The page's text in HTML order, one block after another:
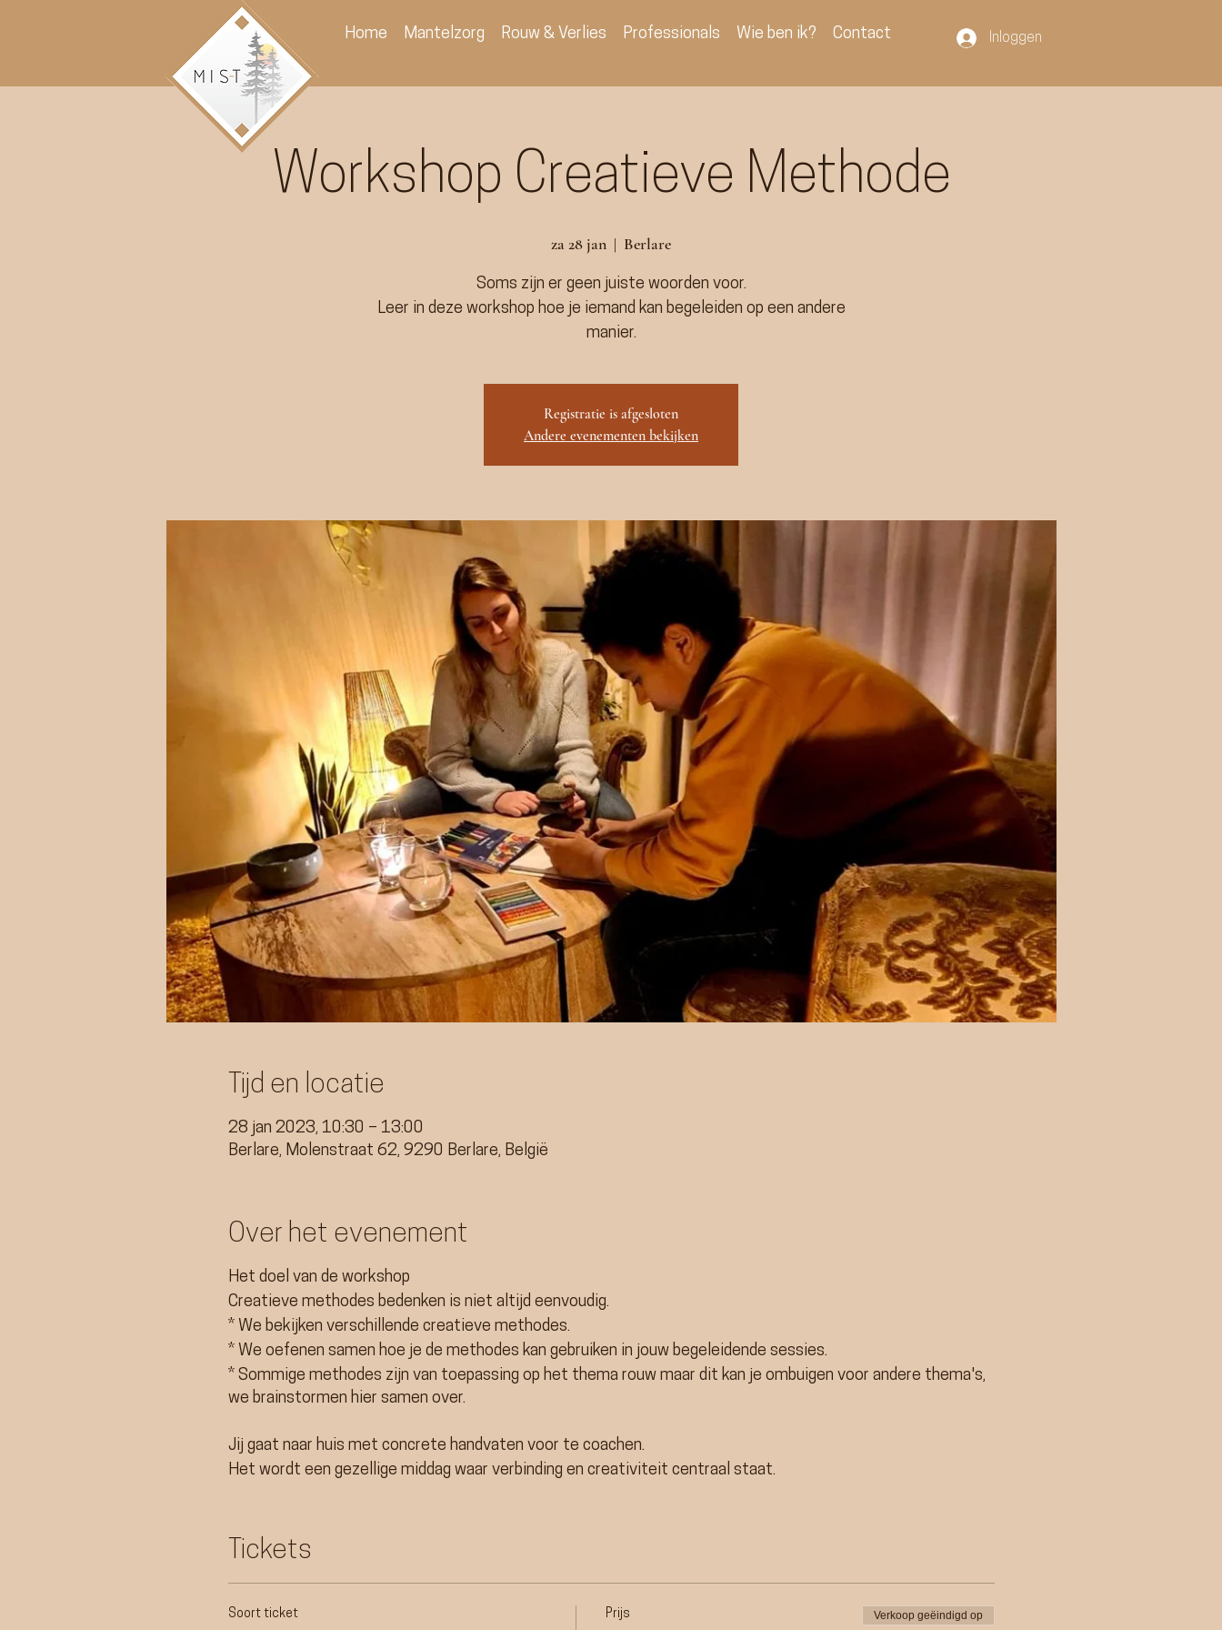
Home Mantelzorg Rouw & Verlies Professionals Wie ben ik? Contact Inloggen
Workshop Creatieve Methode
za 28 jan
  |
Berlare
Soms zijn er geen juiste woorden voor.
Leer in deze workshop hoe je iemand kan begeleiden op een andere
manier.
Registratie is afgesloten
Andere evenementen bekijken
Tijd en locatie
28 jan 2023, 10:30 – 13:00
Berlare, Molenstraat 62, 9290 Berlare, België
Over het evenement
Het doel van de workshop
Creatieve methodes bedenken is niet altijd eenvoudig.
* We bekijken verschillende creatieve methodes.
* We oefenen samen hoe je de methodes kan gebruiken in jouw begeleidende sessies.
* Sommige methodes zijn van toepassing op het thema rouw maar dit kan je ombuigen voor andere thema's,
we brainstormen hier samen over.
Jij gaat naar huis met concrete handvaten voor te coachen.
Het wordt een gezellige middag waar verbinding en creativiteit centraal staat.
De workshop begint om 10u30
In de prijs zit water/thee en versnapering.
Tickets
Soort ticket Prijs Verkoop geëindigd op